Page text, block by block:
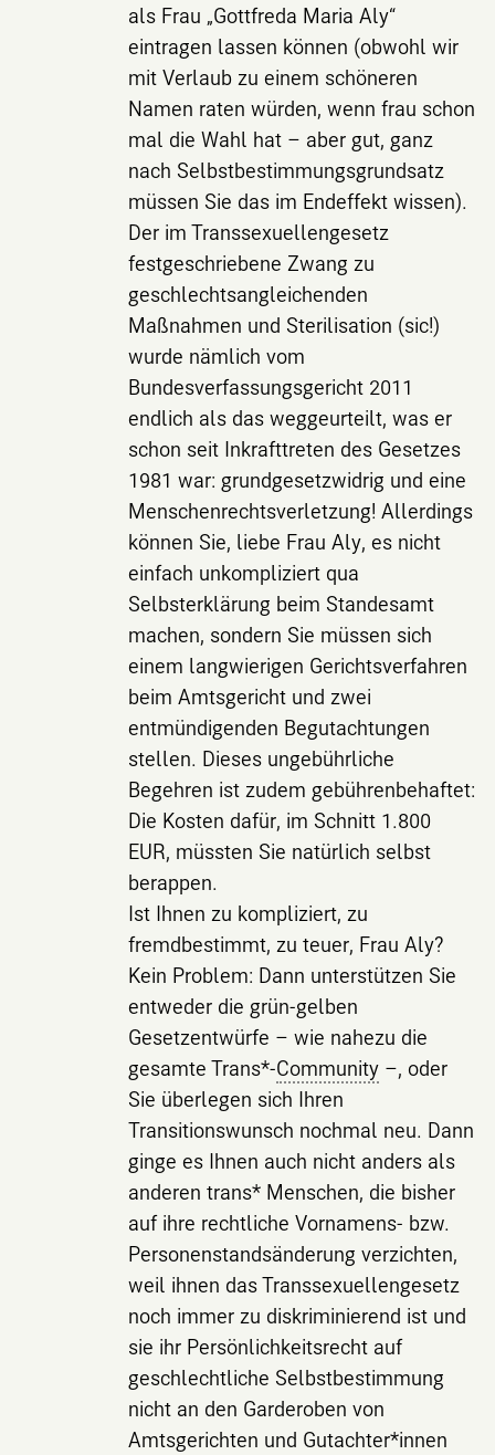
als Frau „Gottfreda Maria Aly“
eintragen lassen können (obwohl wir
mit Verlaub zu einem schöneren
Namen raten würden, wenn frau schon
mal die Wahl hat – aber gut, ganz
nach Selbstbestimmungsgrundsatz
müssen Sie das im Endeffekt wissen).
Der im Transsexuellengesetz
festgeschriebene Zwang zu
geschlechtsangleichenden
Maßnahmen und Sterilisation (sic!)
wurde nämlich vom
Bundesverfassungsgericht 2011
endlich als das weggeurteilt, was er
schon seit Inkrafttreten des Gesetzes
1981 war: grundgesetzwidrig und eine
Menschenrechtsverletzung! Allerdings
können Sie, liebe Frau Aly, es nicht
einfach unkompliziert qua
Selbsterklärung beim Standesamt
machen, sondern Sie müssen sich
einem langwierigen Gerichtsverfahren
beim Amtsgericht und zwei
entmündigenden Begutachtungen
stellen. Dieses ungebührliche
Begehren ist zudem gebührenbehaftet:
Die Kosten dafür, im Schnitt 1.800
EUR, müssten Sie natürlich selbst
berappen.
Ist Ihnen zu kompliziert, zu
fremdbestimmt, zu teuer, Frau Aly?
Kein Problem: Dann unterstützen Sie
entweder die grün-gelben
Gesetzentwürfe – wie nahezu die
gesamte Trans*-Community –, oder
Sie überlegen sich Ihren
Transitionswunsch nochmal neu. Dann
ginge es Ihnen auch nicht anders als
anderen trans* Menschen, die bisher
auf ihre rechtliche Vornamens- bzw.
Personenstandsänderung verzichten,
weil ihnen das Transsexuellengesetz
noch immer zu diskriminierend ist und
sie ihr Persönlichkeitsrecht auf
geschlechtliche Selbstbestimmung
nicht an den Garderoben von
Amtsgerichten und Gutachter*innen